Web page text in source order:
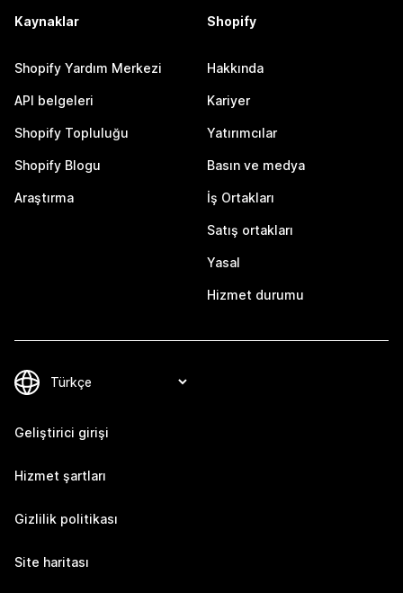
Kaynaklar
Shopify Yardım Merkezi
API belgeleri
Shopify Topluluğu
Shopify Blogu
Araştırma
Shopify
Hakkında
Kariyer
Yatırımcılar
Basın ve medya
İş Ortakları
Satış ortakları
Yasal
Hizmet durumu
Geliştirici girişi
Hizmet şartları
Gizlilik politikası
Site haritası